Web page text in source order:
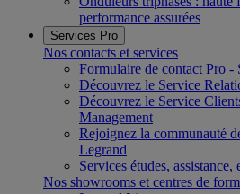
performance assurées
Services Pro
Nos contacts et services
Formulaire de contact Pro -
Découvrez le Service
Découvrez le Service
Management
Rejoignez la communauté
Legrand
Services études,
Nos showrooms et centres de